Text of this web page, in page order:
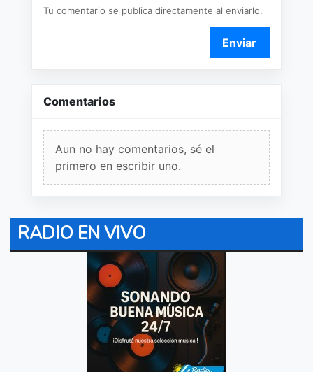
Tu comentario se publica directamente al enviarlo.
Enviar
Comentarios
Aun no hay comentarios, sé el
primero en escribir uno.
RADIO EN VIVO